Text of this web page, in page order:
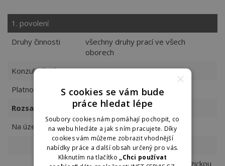
1. povolení
Druhy činnosti
všechny druhy prací ve všech
oborech
Konzultační činnost
Ano
Platnost
11.10.2018 - neurčito
Rozsah činnosti
Na území ČR
Předmět povolení
Forma zprostředkování
a) Vyhledání zaměstnání pro fyzickou
×
S cookies se vám bude
práce hledat lépe
Soubory cookies nám pomáhají pochopit, co
na webu hledáte a jak s ním pracujete. Díky
cookies vám můžeme zobrazit vhodnější
nabídky práce a další obsah určený pro vás.
Kliknutím na tlačítko
„Chci používat